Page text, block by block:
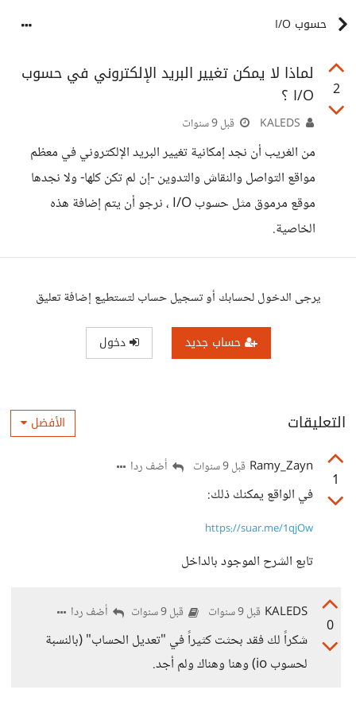
حسوب I/O
2
لماذا لا يمكن تغيير البريد الإلكتروني في حسوب
I/O ؟
قبل 9 سنوات
من الغريب أن نجد إمكانية تغيير البريد الإلكتروني في معظم
مواقع التواصل والنقاش والتدوين -إن لم تكن كلها- ولا نجدها
موقع مرموق مثل حسوب I/O ، نرجو أن يتم إضافة هذه
الخاصية.
يرجى الدخول لحسابك أو تسجيل حساب لتستطيع إضافة تعليق
حساب جديد دخول
التعليقات الأفضل
1
Ramy_Zayn قبل 9 سنوات أضف ردا
في الواقع يمكنك ذلك:
https://suar.me/1qjOw
تابع الشرح الموجود بالداخل
0
KALEDS قبل 9 سنوات قبل 9 سنوات أضف ردا
شكراً لك فقد بحثت كثيراً في "تعديل الحساب" (بالنسبة
لحسوب io) وهنا وهناك ولم أجد.